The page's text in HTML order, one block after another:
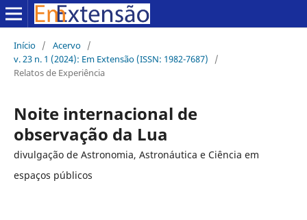
Início / Acervo /
v. 23 n. 1 (2024): Em Extensão (ISSN: 1982-7687)
/
Relatos de Experiência
Noite internacional de
observação da Lua
divulgação de Astronomia, Astronáutica e Ciência em
espaços públicos